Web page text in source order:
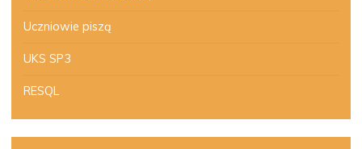
Uczniowie piszą
UKS SP3
RESQL